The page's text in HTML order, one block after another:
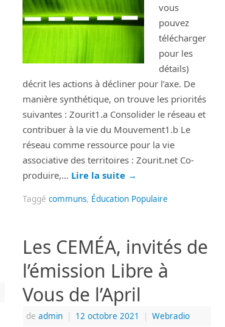
vous
pouvez
télécharger
pour les
détails)
décrit les actions à décliner pour l’axe. De
manière synthétique, on trouve les priorités
suivantes : Zourit1.a Consolider le réseau et
contribuer à la vie du Mouvement1.b Le
réseau comme ressource pour la vie
associative des territoires : Zourit.net Co-
produire,… Lire la suite →
Taggécommuns, Éducation Populaire
Les CEMÉA, invités de
l’émission Libre à
Vous de l’April
deadmin | 12 octobre 2021 | Webradio